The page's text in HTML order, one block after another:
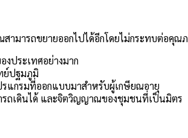
ามารถขยายออกไปได้อีกโดยไม่กระทบต่อคุ
งประเทศอย่างมาก
ย์ปฐมภูมิ
รแกรมที่ออกแบบมาสำหรับผู้เกษียณอายุ
รถเดินได้ และจิตวิญญาณของชุมชนที่เป็นมิตร